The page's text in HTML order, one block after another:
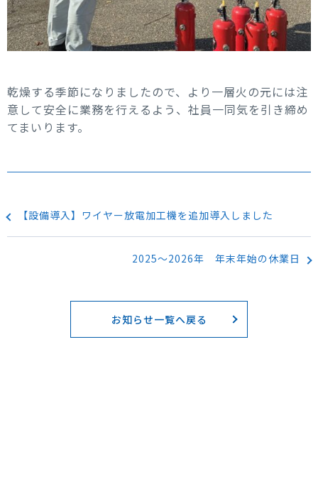
乾燥する季節になりましたので、より一層火の元には注
意して安全に業務を行えるよう、社員一同気を引き締め
てまいります。
【設備導入】ワイヤー放電加工機を追加導入しました
2025～2026年 年末年始の休業日
お知らせ一覧へ戻る